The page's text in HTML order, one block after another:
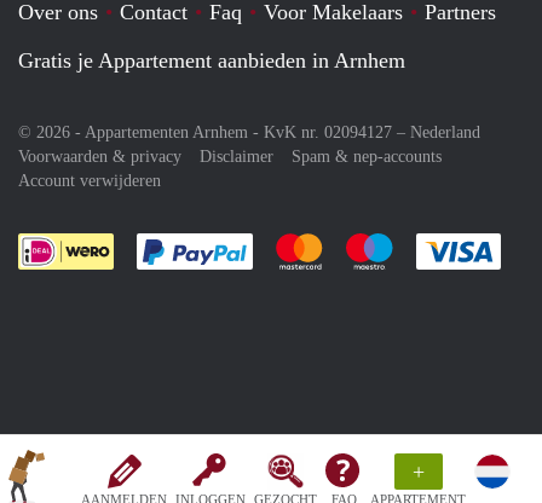
AANMELDEN INLOGGEN GEZOCHT FAQ
+
APPARTEMENT
Over ons Contact Faq Voor Makelaars
Partners
Gratis je Appartement aanbieden in Arnhem
© 2026 - Appartementen Arnhem - KvK nr. 02094127 – Nederland
Voorwaarden & privacy
Disclaimer
Spam & nep-accounts
Account verwijderen
Je rekent gemakkelijk af met Paypal
Je rekent gemakkelijk af met
Je rekent